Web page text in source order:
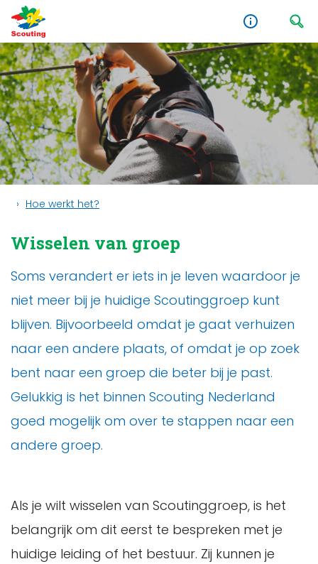
Hoe werkt het?
Wisselen van groep
Soms verandert er iets in je leven waardoor je
niet meer bij je huidige Scoutinggroep kunt
blijven. Bijvoorbeeld omdat je gaat verhuizen
naar een andere plaats, of omdat je op zoek
bent naar een groep die beter bij je past.
Gelukkig is het binnen Scouting Nederland
goed mogelijk om over te stappen naar een
andere groep.
Als je wilt wisselen van Scoutinggroep, is het
belangrijk om dit eerst te bespreken met je
huidige leiding of het bestuur. Zij kunnen je